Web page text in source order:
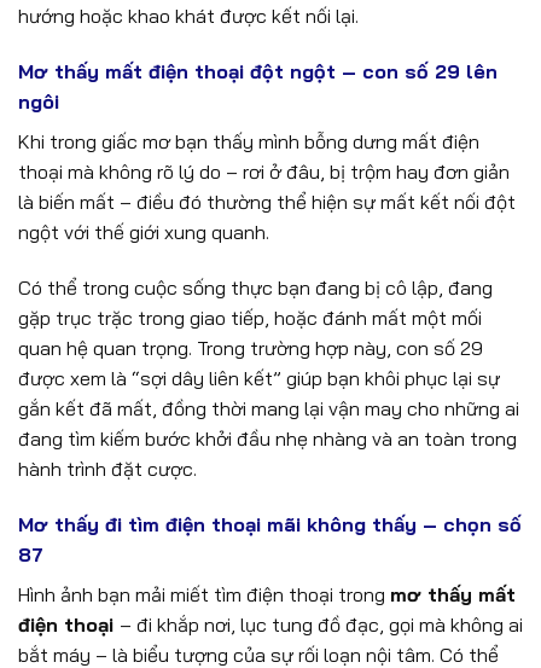
hướng hoặc khao khát được kết nối lại.
Mơ thấy mất điện thoại đột ngột – con số 29 lên
ngôi
Khi trong giấc mơ bạn thấy mình bỗng dưng mất điện
thoại mà không rõ lý do – rơi ở đâu, bị trộm hay đơn giản
là biến mất – điều đó thường thể hiện sự mất kết nối đột
ngột với thế giới xung quanh.
Có thể trong cuộc sống thực bạn đang bị cô lập, đang
gặp trục trặc trong giao tiếp, hoặc đánh mất một mối
quan hệ quan trọng. Trong trường hợp này, con số 29
được xem là “sợi dây liên kết” giúp bạn khôi phục lại sự
gắn kết đã mất, đồng thời mang lại vận may cho những ai
đang tìm kiếm bước khởi đầu nhẹ nhàng và an toàn trong
hành trình đặt cược.
Mơ thấy đi tìm điện thoại mãi không thấy – chọn số
87
Hình ảnh bạn mải miết tìm điện thoại trong mơ thấy mất
điện thoại – đi khắp nơi, lục tung đồ đạc, gọi mà không ai
bắt máy – là biểu tượng của sự rối loạn nội tâm. Có thể